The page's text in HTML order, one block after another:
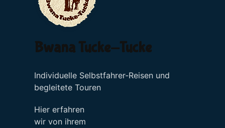
Bwana Tucke-Tucke
Individuelle Selbstfahrer-Reisen und
begleitete Touren
Hier erfahren
wir von ihrem